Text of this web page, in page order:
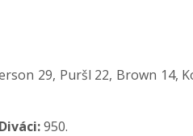
29, Puršl 22, Brown 14,
Diváci:950.